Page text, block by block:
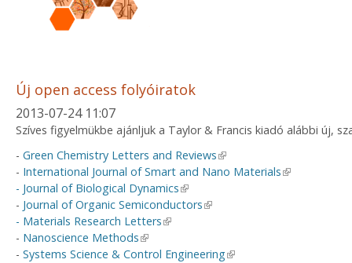
Új open access folyóiratok
2013-07-24 11:07
Szíves figyelmükbe ajánljuk a Taylor & Francis kiadó alábbi új,
- Green Chemistry Letters and Reviews(link is external)
- International Journal of Smart and Nano Materials(link is
- Journal of Biological Dynamics(link is external)
- Journal of Organic Semiconductors(link is external)
- Materials Research Letters(link is external)
- Nanoscience Methods(link is external)
- Systems Science & Control Engineering(link is external)